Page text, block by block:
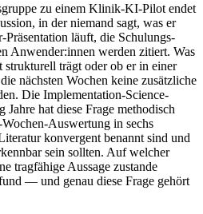
zu einem Klinik-KI-Pilot endet
in der niemand sagt, was er
läuft, die Schulungs-
Anwender:innen werden zitiert. Was
trägt oder ob er in einer
nächsten Wochen keine zusätzliche
Die Implementation-Science-
hat diese Frage methodisch
Auswertung in sechs
konvergent benannt sind und
sein sollten. Auf welcher
tragfähige Aussage zustande
— und genau diese Frage gehört